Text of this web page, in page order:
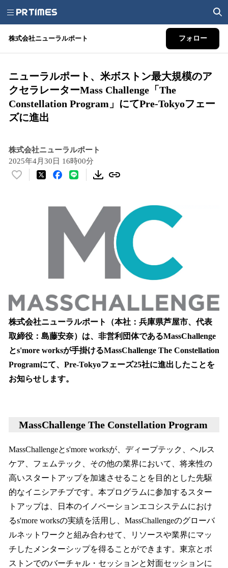
株式会社ニューラルポート フォロー
ニューラルポート、米ボストン最大規模のア
クセラレーターMass Challenge「The
Constellation Program」にてPre-Tokyoフェー
ズに進出
株式会社ニューラルポート
2025年4月30日 16時00分
い
で
す
株式会社ニューラルポート（本社：兵庫県芦屋市、代表
取締役：島藤安奈）は、非営利団体であるMassChallenge
とs'more worksが手掛けるMassChallenge The Constellation
Programにて、Pre-Tokyoフェーズ25社に進出したことを
お知らせします。
MassChallenge The Constellation Program
MassChallengeとs'more worksが、ディープテック、ヘルス
ケア、フェムテック、その他の業界において、将来性の
高いスタートアップを加速させることを目的とした先駆
的なイニシアチブです。本プログラムに参加するスター
トアップは、日本のイノベーションエコシステムにおけ
るs'more worksの実績を活用し、MassChallengeのグローバ
ルネットワークと組み合わせて、リソースや業界にマッ
チしたメンターシップを得ることができます。東京とボ
ストンでのバーチャル・セッションと対面セッションに